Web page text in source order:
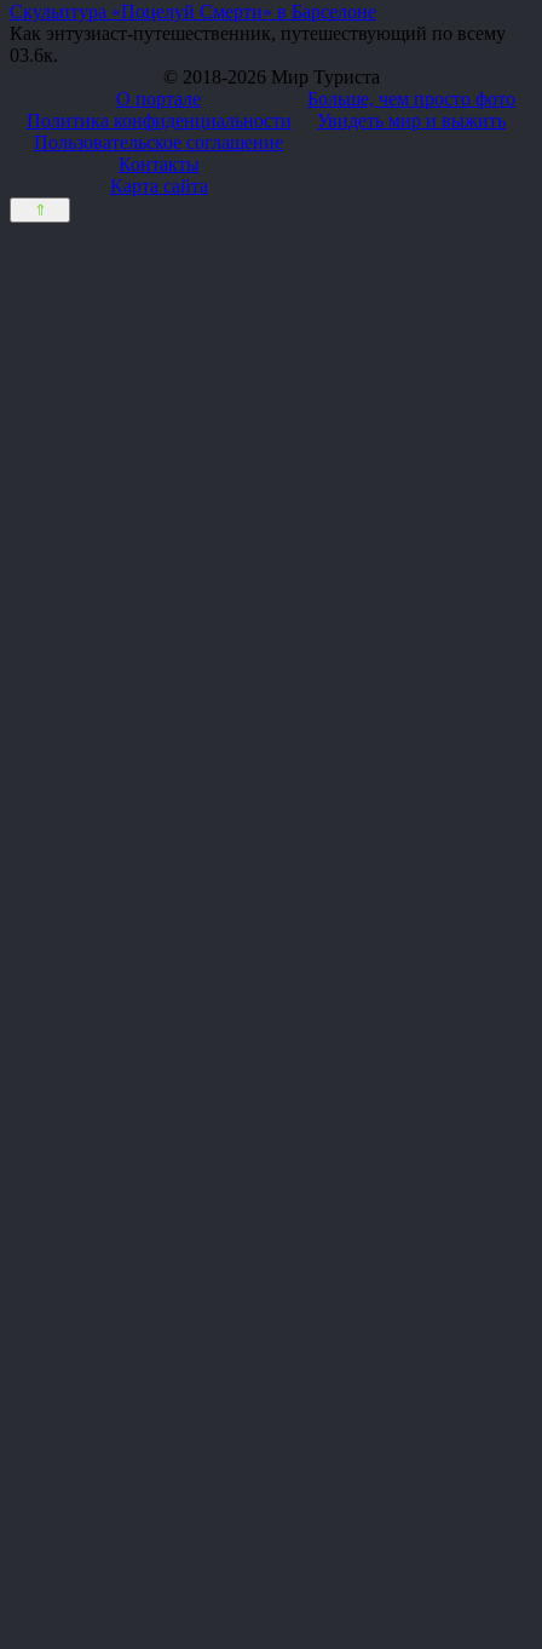
Скульптура «Поцелуй Смерти» в Барселоне
Как энтузиаст-путешественник, путешествующий по всему
03.6к.
© 2018-2026 Мир Туриста
О портале
Политика конфиденциальности
Пользовательское соглашение
Контакты
Карта сайта
Больше, чем просто фото
Увидеть мир и выжить